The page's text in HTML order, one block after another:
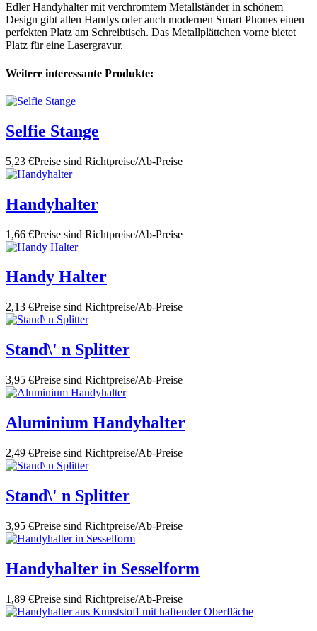
Edler Handyhalter mit verchromtem Metallständer in schönem
Design gibt allen Handys oder auch modernen Smart Phones einen
perfekten Platz am Schreibtisch. Das Metallplättchen vorne bietet
Platz für eine Lasergravur.
Weitere interessante Produkte:
Selfie Stange
5,23 €Preise sind Richtpreise/Ab-Preise
Handyhalter
1,66 €Preise sind Richtpreise/Ab-Preise
Handy Halter
2,13 €Preise sind Richtpreise/Ab-Preise
Stand\' n Splitter
3,95 €Preise sind Richtpreise/Ab-Preise
Aluminium Handyhalter
2,49 €Preise sind Richtpreise/Ab-Preise
Stand\' n Splitter
3,95 €Preise sind Richtpreise/Ab-Preise
Handyhalter in Sesselform
1,89 €Preise sind Richtpreise/Ab-Preise